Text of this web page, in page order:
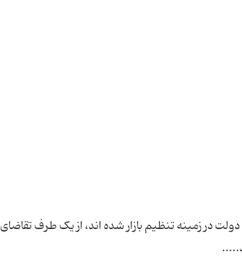
در زمینه تنظیم بازار شده اند، از یک طرف تقاضای